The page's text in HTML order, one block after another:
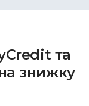
та
знижку